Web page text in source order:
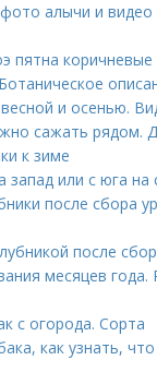
алычи и
пятна
и осенью.
сажать рядом.
к зиме
запад или с юга
после сбора
после
месяцев
с огорода. Сорта
как узнать,